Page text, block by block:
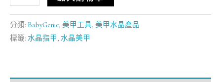
分類: BabyGenie, 美甲工具, 美甲水晶產品
標籤: 水晶指甲, 水晶美甲